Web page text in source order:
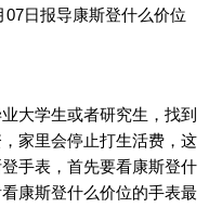
07日报导康斯登什么价位
大学生或者研究生，找到
家里会停止打生活费，这
手表，首先要看康斯登什
康斯登什么价位的手表最